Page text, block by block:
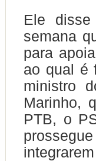
Ele
semana
para
ao qual é
ministro
Marinho,
PTB, o